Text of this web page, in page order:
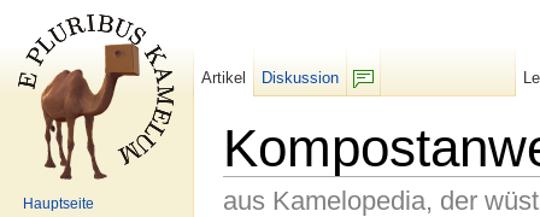
aus Kamelopedia, der
Artikel
Diskussion
Hauptseite